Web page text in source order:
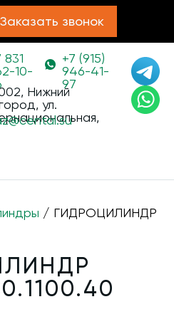
Заказать звонок
831
10-
+7 (915)
946-41-
97
Нижний
ул.
cental.su
/ ГИДРОЦИЛИНДР